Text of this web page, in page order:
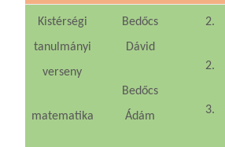
Kistérségi
tanulmányi
verseny
matematika
Bedőcs
Dávid
Bedőcs
Ádám
2.
2.
3.